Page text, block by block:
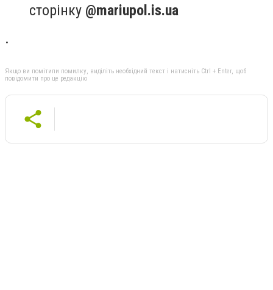
сторінку @mariupol.is.ua
.
Якщо ви помітили помилку, виділіть необхідний текст і натисніть Ctrl + Enter, щоб
повідомити про це редакцію